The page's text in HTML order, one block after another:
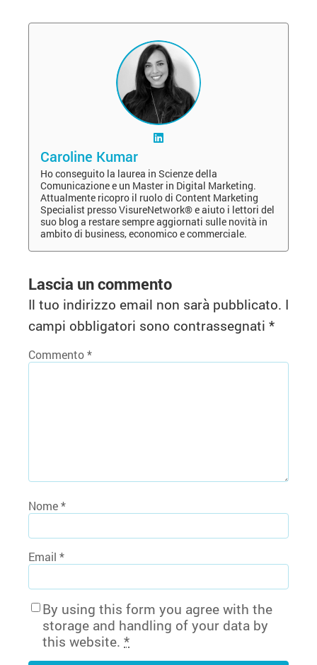
Caroline Kumar
Ho conseguito la laurea in Scienze della
Comunicazione e un Master in Digital Marketing.
Attualmente ricopro il ruolo di Content Marketing
Specialist presso VisureNetwork® e aiuto i lettori del
suo blog a restare sempre aggiornati sulle novità in
ambito di business, economico e commerciale.
Lascia un commento
Il tuo indirizzo email non sarà pubblicato. I
campi obbligatori sono contrassegnati *
Commento*
Nome*
Email *
By using this form you agree with the
storage and handling of your data by
this website. *